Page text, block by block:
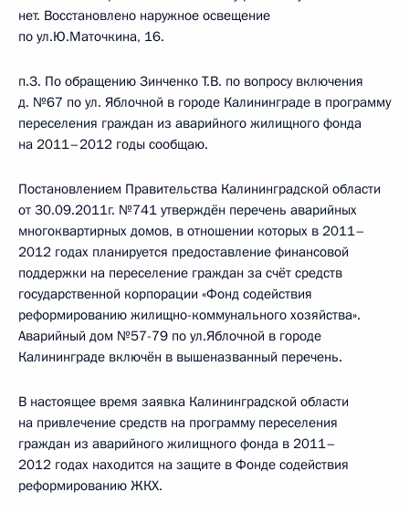
нет. Восстановлено наружное освещение
по ул.Ю.Маточкина, 16.
п.З. По обращению Зинченко Т.В. по вопросу включения
д. №67 по ул. Яблочной в городе Калининграде в программу
переселения граждан из аварийного жилищного фонда
на 2011–2012 годы сообщаю.
Постановлением Правительства Калининградской области
от 30.09.2011г. №741 утверждён перечень аварийных
многоквартирных домов, в отношении которых в 2011–
2012 годах планируется предоставление финансовой
поддержки на переселение граждан за счёт средств
государственной корпорации «Фонд содействия
реформированию жилищно-коммунального хозяйства».
Аварийный дом №57-79 по ул.Яблочной в городе
Калининграде включён в вышеназванный перечень.
В настоящее время заявка Калининградской области
на привлечение средств на программу переселения
граждан из аварийного жилищного фонда в 2011–
2012 годах находится на защите в Фонде содействия
реформированию ЖКХ.